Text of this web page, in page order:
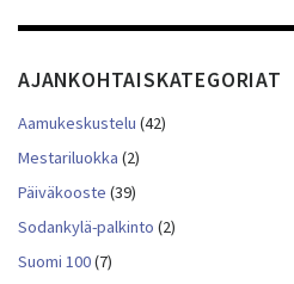
AJANKOHTAISKATEGORIAT
Aamukeskustelu (42)
Mestariluokka (2)
Päiväkooste (39)
Sodankylä-palkinto (2)
Suomi 100(7)